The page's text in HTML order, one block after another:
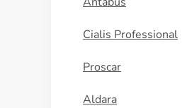
Cialis Professional
Proscar
Aldara